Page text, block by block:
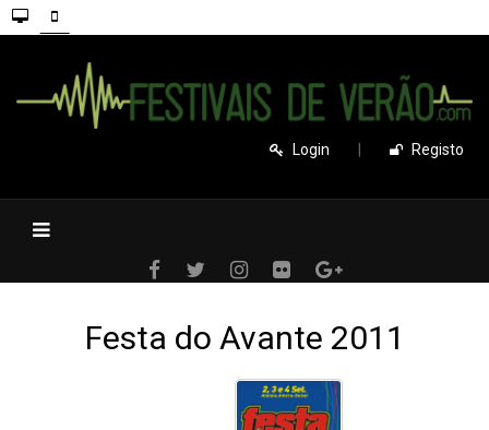
Login Registo
Festa do Avante 2011